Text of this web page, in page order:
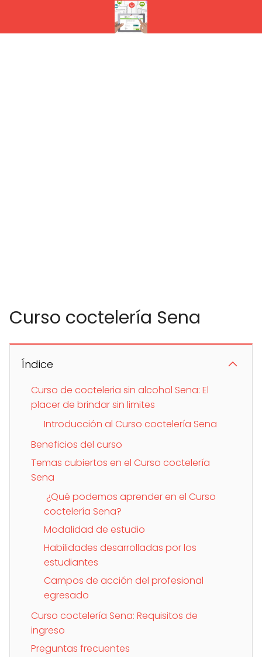
Curso coctelería Sena
Índice
Curso de cocteleria sin alcohol Sena: El
placer de brindar sin limites
Introducción al Curso coctelería Sena
Beneficios del curso
Temas cubiertos en el Curso coctelería
Sena
¿Qué podemos aprender en el Curso
coctelería Sena?
Modalidad de estudio
Habilidades desarrolladas por los
estudiantes
Campos de acción del profesional
egresado
Curso coctelería Sena: Requisitos de
ingreso
Preguntas frecuentes